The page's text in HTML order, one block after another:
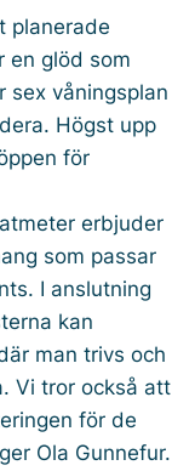
planerade
en glöd som
sex våningsplan
Högst upp
för
erbjuder
som passar
I anslutning
kan
man trivs och
Vi tror också att
för de
Ola Gunnefur.